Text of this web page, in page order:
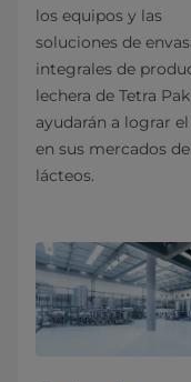
los equipos y las
soluciones de
integrales de
lechera de Tetra
ayudarán a lograr
en sus mercados de
lácteos.